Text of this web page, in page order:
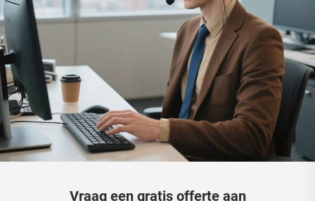
Vraag een gratis offerte aan